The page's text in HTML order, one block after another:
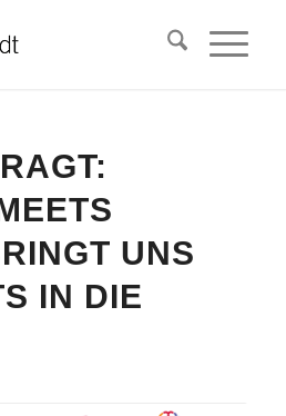
UNS
IN DIE